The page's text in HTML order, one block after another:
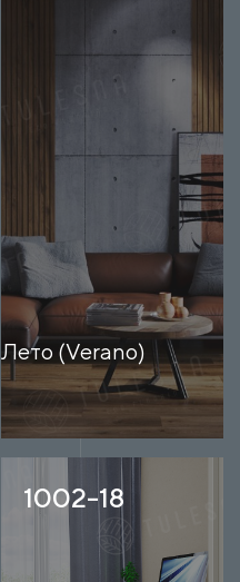
Лето (Verano)
1002-18